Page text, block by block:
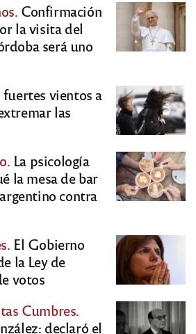
Confirmación
la visita del
será uno
fuertes vientos a
las
La psicología
la mesa de bar
contra
El Gobierno
la Ley de
votos
Cumbres.
declaró el